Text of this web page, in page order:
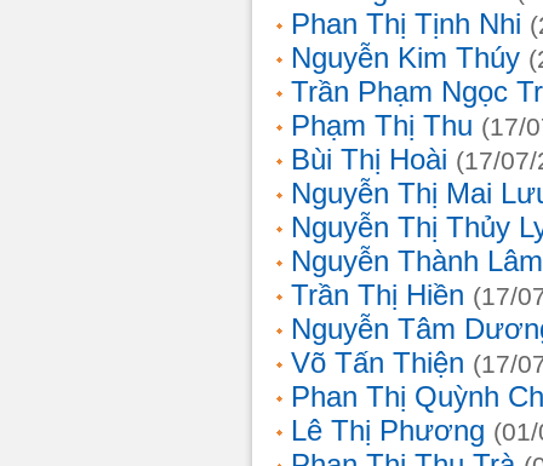
Phan Thị Tịnh Nhi
Nguyễn Kim Thúy
Trần Phạm Ngọc
Phạm Thị Thu (17/
Bùi Thị Hoài (17/
Nguyễn Thị Mai
Nguyễn Thị Thủy
Nguyễn Thành Lâm
Trần Thị Hiền (17/
Nguyễn Tâm
Võ Tấn Thiện (17/
Phan Thị Quỳnh
Lê Thị Phương